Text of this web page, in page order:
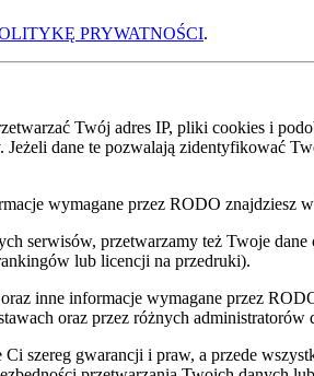
PRYWATNOŚCI.
Twój adres IP, pliki cookies i
dane te pozwalają zidentyfikować
wymagane przez RODO znajdziesz
serwisów, przetwarzamy też Twoje
lub licencji na przedruki).
inne informacje wymagane przez
oraz przez różnych administratorów
szereg gwarancji i praw, a przede